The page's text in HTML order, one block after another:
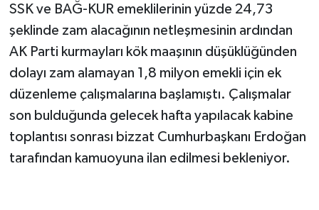
SSK ve BAĞ-KUR emeklilerinin yüzde 24,73
şeklinde zam alacağının netleşmesinin ardından
AK Parti kurmayları kök maaşının düşüklüğünden
dolayı zam alamayan 1,8 milyon emekli için ek
düzenleme çalışmalarına başlamıştı. Çalışmalar
son bulduğunda gelecek hafta yapılacak kabine
toplantısı sonrası bizzat Cumhurbaşkanı Erdoğan
tarafından kamuoyuna ilan edilmesi bekleniyor.